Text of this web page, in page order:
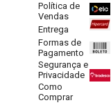
Política de
Vendas
Entrega
Formas de
Pagamento
Segurança e
Privacidade
Como
Comprar